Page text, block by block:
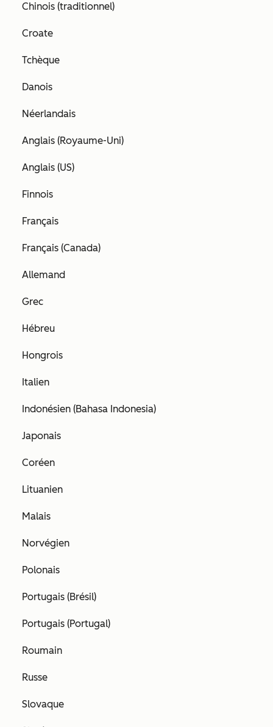
Chinois (traditionnel)
Croate
Tchèque
Danois
Néerlandais
Anglais (Royaume-Uni)
Anglais (US)
Finnois
Français
Français (Canada)
Allemand
Grec
Hébreu
Hongrois
Italien
Indonésien (Bahasa Indonesia)
Japonais
Coréen
Lituanien
Malais
Norvégien
Polonais
Portugais (Brésil)
Portugais (Portugal)
Roumain
Russe
Slovaque